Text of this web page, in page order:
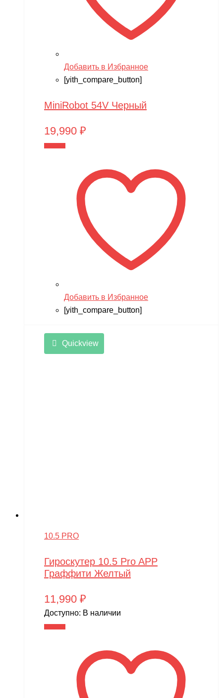
Добавить в Избранное
[yith_compare_button]
MiniRobot 54V Черный
19,990 ₽
Добавить в Избранное
[yith_compare_button]
Quickview
10.5 PRO
Гироскутер 10.5 Pro APP
Граффити Желтый
11,990 ₽
Доступно: В наличии